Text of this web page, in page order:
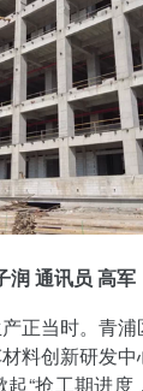
润 通讯员 高军
正当时。青
料创新研发
“抢工期进度